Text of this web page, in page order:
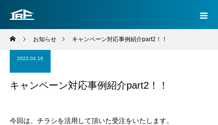
お知らせ キャンペーン対応事例紹介part2！！
2022.04.16
キャンペーン対応事例紹介part2！！
今回は、チラシを活用して頂いた受注をいたします。